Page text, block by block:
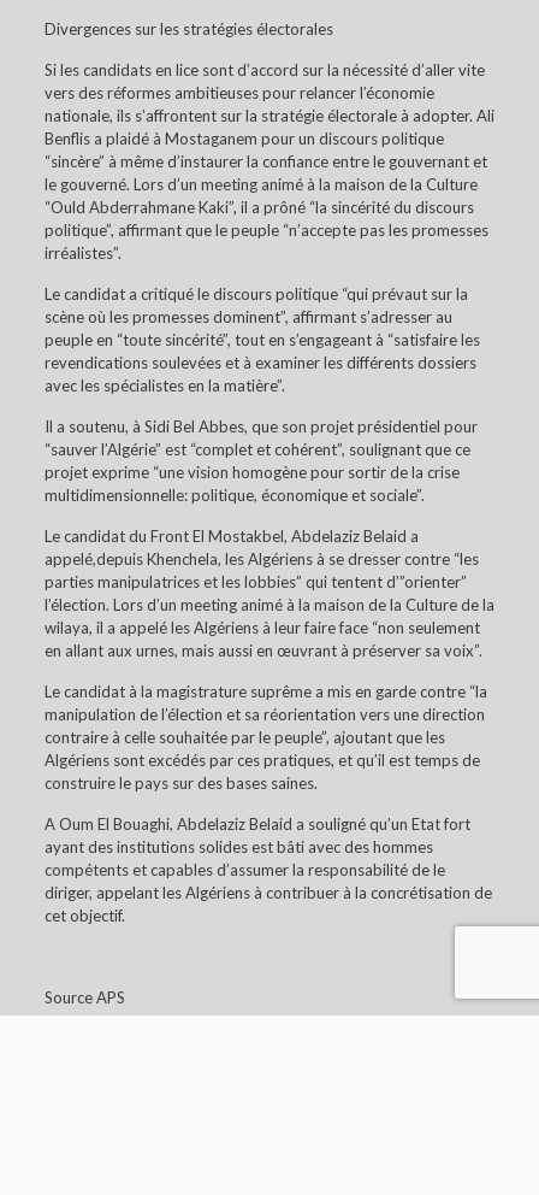
Divergences sur les stratégies électorales
Si les candidats en lice sont d’accord sur la nécessité d’aller vite
vers des réformes ambitieuses pour relancer l’économie
nationale, ils s’affrontent sur la stratégie électorale à adopter. Ali
Benflis a plaidé à Mostaganem pour un discours politique
“sincère” à même d’instaurer la confiance entre le gouvernant et
le gouverné. Lors d’un meeting animé à la maison de la Culture
“Ould Abderrahmane Kaki”, il a prôné “la sincérité du discours
politique”, affirmant que le peuple “n’accepte pas les promesses
irréalistes”.
Le candidat a critiqué le discours politique “qui prévaut sur la
scène où les promesses dominent”, affirmant s’adresser au
peuple en “toute sincérité”, tout en s’engageant à “satisfaire les
revendications soulevées et à examiner les différents dossiers
avec les spécialistes en la matière”.
Il a soutenu, à Sidi Bel Abbes, que son projet présidentiel pour
“sauver l’Algérie” est “complet et cohérent”, soulignant que ce
projet exprime “une vision homogène pour sortir de la crise
multidimensionnelle: politique, économique et sociale”.
Le candidat du Front El Mostakbel, Abdelaziz Belaid a
appelé,depuis Khenchela, les Algériens à se dresser contre “les
parties manipulatrices et les lobbies” qui tentent d’”orienter”
l’élection. Lors d’un meeting animé à la maison de la Culture de la
wilaya, il a appelé les Algériens à leur faire face “non seulement
en allant aux urnes, mais aussi en œuvrant à préserver sa voix”.
Le candidat à la magistrature suprême a mis en garde contre “la
manipulation de l’élection et sa réorientation vers une direction
contraire à celle souhaitée par le peuple”, ajoutant que les
Algériens sont excédés par ces pratiques, et qu’il est temps de
construire le pays sur des bases saines.
A Oum El Bouaghi, Abdelaziz Belaid a souligné qu’un Etat fort
ayant des institutions solides est bâti avec des hommes
compétents et capables d’assumer la responsabilité de le
diriger, appelant les Algériens à contribuer à la concrétisation de
cet objectif.
Source APS